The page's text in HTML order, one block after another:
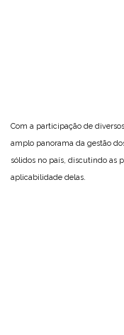
Com a participação de
amplo panorama da gestão
sólidos no país, discutindo as
aplicabilidade delas.